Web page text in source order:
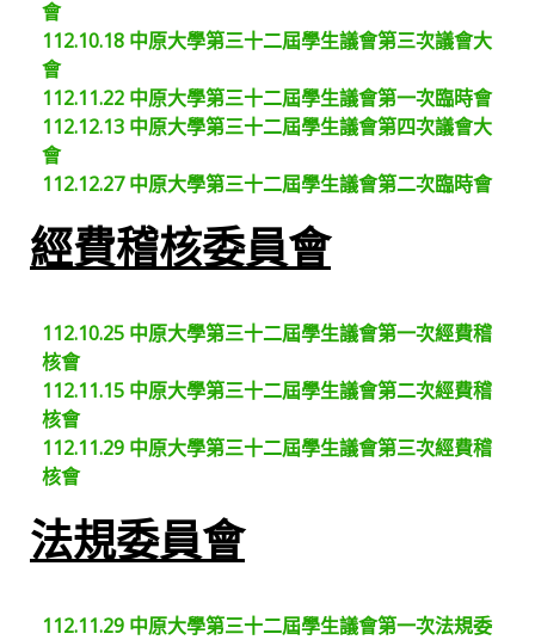
會
112.10.18 中原大學第三十二屆學生議會第三次議會大
會
112.11.22 中原大學第三十二屆學生議會第一次臨時會
112.12.13 中原大學第三十二屆學生議會第四次議會大
會
112.12.27 中原大學第三十二屆學生議會第二次臨時會
經費稽核委員會
112.10.25 中原大學第三十二屆學生議會第一次經費稽
核會
112.11.15 中原大學第三十二屆學生議會第二次經費稽
核會
112.11.29 中原大學第三十二屆學生議會第三次經費稽
核會
法規委員會
112.11.29 中原大學第三十二屆學生議會第一次法規委